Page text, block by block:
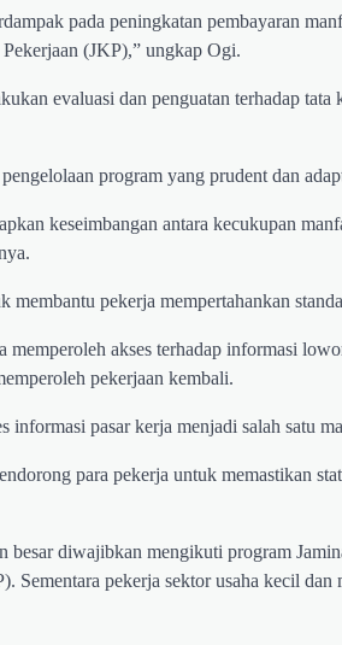
pada peningkatan pembayaran
(JKP),” ungkap Ogi.
evaluasi dan penguatan terhadap
program yang prudent dan
keseimbangan antara kecukupan
membantu pekerja mempertahankan
memperoleh akses terhadap informasi
pekerjaan kembali.
informasi pasar kerja menjadi salah satu
para pekerja untuk memastikan
besar diwajibkan mengikuti program
Sementara pekerja sektor usaha kecil